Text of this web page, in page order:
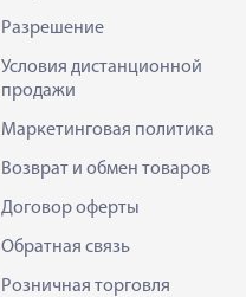
Разрешение
Условия дистанционной
продажи
Маркетинговая политика
Возврат и обмен товаров
Договор оферты
Обратная связь
Розничная торговля